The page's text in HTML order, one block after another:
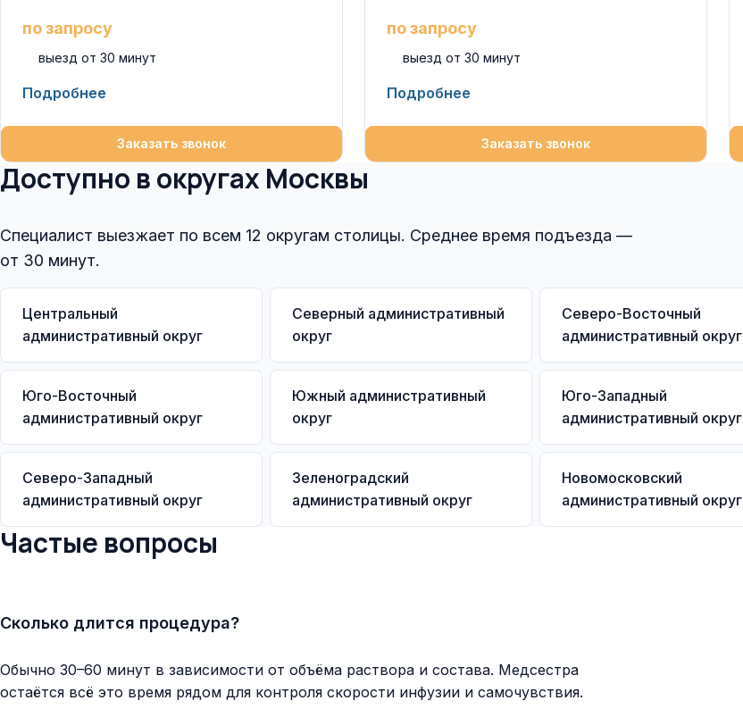
по запросу
выезд от 30 минут
Подробнее
Заказать звонок
по запросу
выезд от 30 минут
Подробнее
Заказать звонок
Доступно в округах Москвы
Специалист выезжает по всем 12 округам столицы. Среднее время подъезда —
от 30 минут.
Центральный
административный округ
Северный административный
округ
Северо-Восточный
административный округ
Юго-Восточный
административный округ
Южный административный
округ
Юго-Западный
административный округ
Северо-Западный
административный округ
Зеленоградский
административный округ
Новомосковский
административный округ
Частые вопросы
Сколько длится процедура?
Обычно 30–60 минут в зависимости от объёма раствора и состава. Медсестра
остаётся всё это время рядом для контроля скорости инфузии и самочувствия.